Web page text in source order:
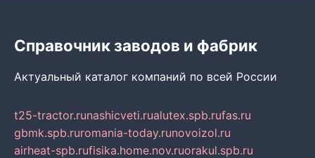
Справочник заводов и фабрик
Актуальный каталог компаний по всей России
t25-tractor.runashicveti.rualutex.spb.rufas.ru
gbmk.spb.ruromania-today.runovoizol.ru
airheat-spb.rufisika.home.nov.ruorakul.spb.ru